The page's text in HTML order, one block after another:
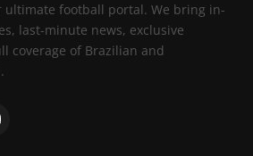
ultimate football portal. We bring in-
last-minute news, exclusive
coverage of Brazilian and